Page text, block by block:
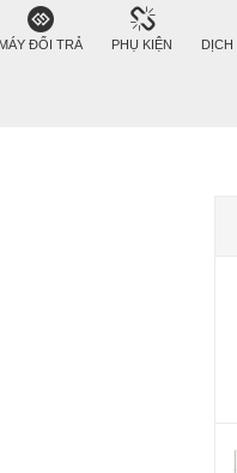
MÁY ĐỔI TRẢ PHỤ KIỆN DỊCH